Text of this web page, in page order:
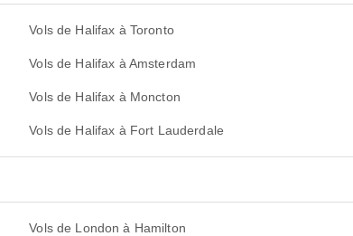
Vols de Halifax à Toronto
Vols de Halifax à Amsterdam
Vols de Halifax à Moncton
Vols de Halifax à Fort Lauderdale
Vols de London à Hamilton